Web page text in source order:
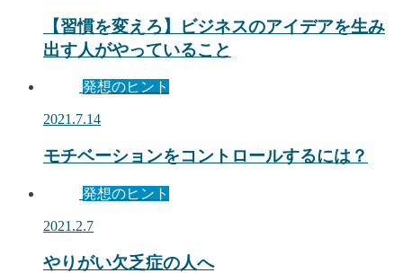
【習慣を変えろ】ビジネスのアイデアを生み
出す人がやっていること
発想のヒント
2021.7.14
モチベーションをコントロールするには？
発想のヒント
2021.2.7
やりがい欠乏症の人へ